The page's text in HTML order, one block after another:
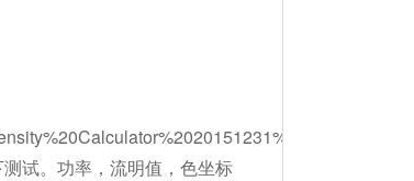
试。功率，流明值，色坐标